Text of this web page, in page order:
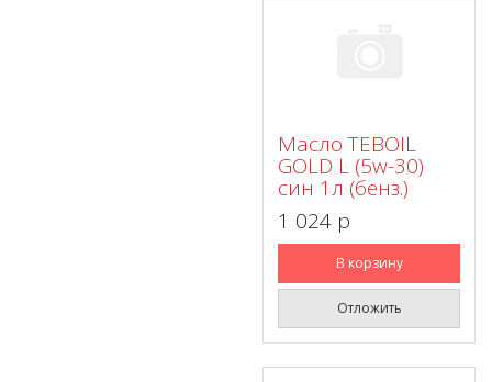
Масло TEBOIL
GOLD L (5w-30)
син 1л (бенз.)
1 024 p
В корзину
Отложить